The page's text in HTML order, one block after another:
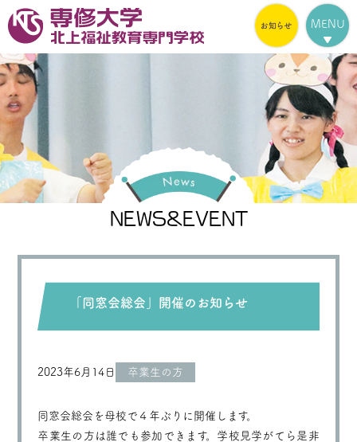
MENU
NEWS&EVENT
「同窓会総会」開催のお知らせ
2023年6月14日 卒業生の方
同窓会総会を母校で４年ぶりに開催します。
卒業生の方は誰でも参加できます。学校見学がてら是非